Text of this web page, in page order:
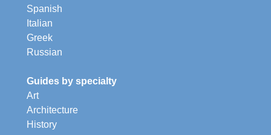
Spanish
Italian
Greek
Russian
Guides by specialty
Art
Architecture
History